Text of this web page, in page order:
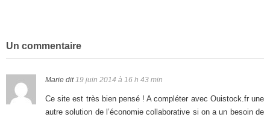
Un commentaire
Marie dit 19 juin 2014 à 16 h 43 min
Ce site est très bien pensé ! A compléter avec Ouistock.fr une
autre solution de l’économie collaborative si on a un besoin de